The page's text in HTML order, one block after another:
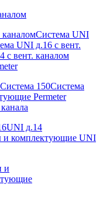
каналомСистема UNI
UNI д.16 с вент.
с вент. каналом
Система 150Система
Permeter
UNI д.14
и комплектующие UNI
и